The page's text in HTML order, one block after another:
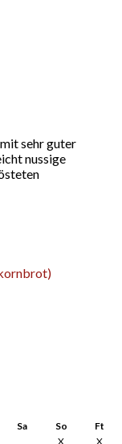
sehr guter
nussige
Sa So
Ft
X
X